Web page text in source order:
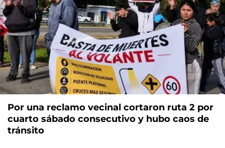
Por una reclamo vecinal cortaron ruta 2 por
cuarto sábado consecutivo y hubo caos de
tránsito